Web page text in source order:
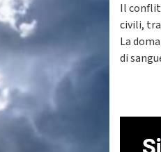
Il
civili,
La
di